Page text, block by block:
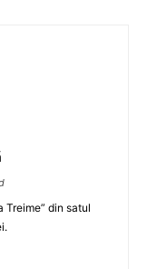
Treime” din satul